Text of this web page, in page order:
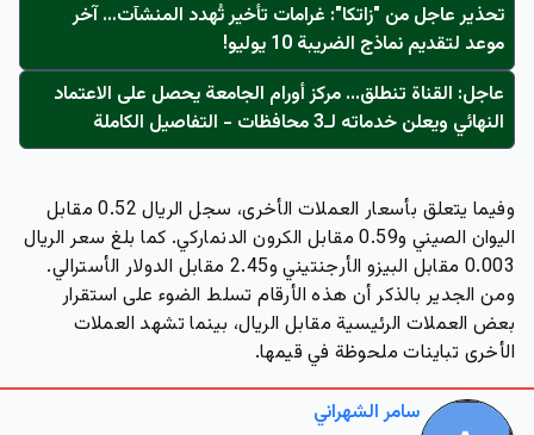
تحذير عاجل من "زاتكا": غرامات تأخير تُهدد المنشآت… آخر
موعد لتقديم نماذج الضريبة 10 يوليو!
عاجل: القناة تنطلق... مركز أورام الجامعة يحصل على الاعتماد
النهائي ويعلن خدماته لـ3 محافظات - التفاصيل الكاملة
وفيما يتعلق بأسعار العملات الأخرى، سجل الريال 0.52 مقابل
اليوان الصيني و0.59 مقابل الكرون الدنماركي. كما بلغ سعر الريال
0.003 مقابل البيزو الأرجنتيني و2.45 مقابل الدولار الأسترالي.
ومن الجدير بالذكر أن هذه الأرقام تسلط الضوء على استقرار
بعض العملات الرئيسية مقابل الريال، بينما تشهد العملات
الأخرى تباينات ملحوظة في قيمها.
سامر الشهراني